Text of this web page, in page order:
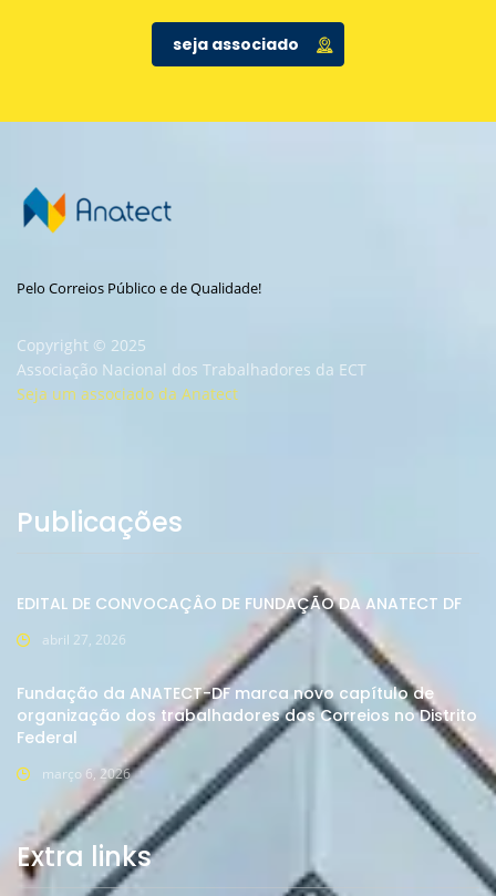
seja associado
Pelo Correios Público e de Qualidade!
Copyright © 2025
Associação Nacional dos Trabalhadores da ECT
Seja um associado da Anatect
Publicações
EDITAL DE CONVOCAÇÂO DE FUNDAÇÃO DA ANATECT DF
abril 27, 2026
Fundação da ANATECT-DF marca novo capítulo de
organização dos trabalhadores dos Correios no Distrito
Federal
março 6, 2026
Extra links